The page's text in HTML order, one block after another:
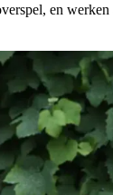
en werken